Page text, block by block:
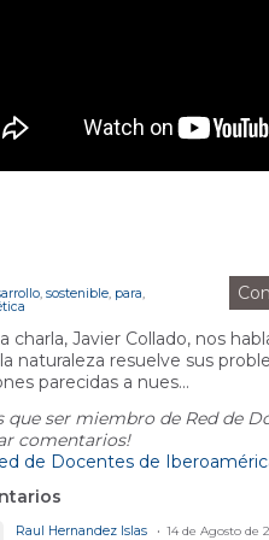
, sostenible, para,
charla, Javier Collado, nos
naturaleza resuelve sus
parecidas a nues...
que ser miembro de Red de
comentarios!
de Docentes de
Raul Hernandez Islas 14 de Agosto de